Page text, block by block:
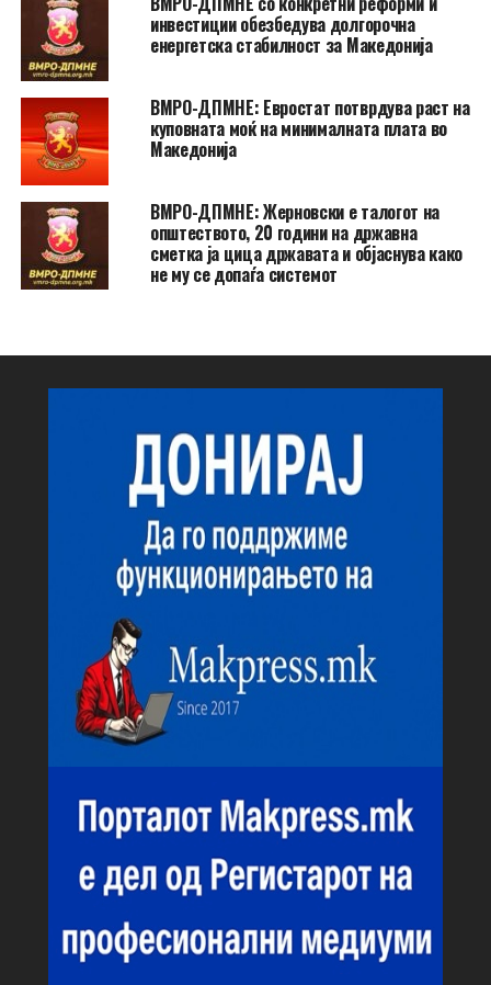
инвестиции обезбедува долгорочна
енергетска стабилност за Македонија
ВМРО-ДПМНЕ: Евростат потврдува раст на
куповната моќ на минималната плата во
Македонија
ВМРО-ДПМНЕ: Жерновски е талогот на
општеството, 20 години на државна
сметка ја цица државата и објаснува како
не му се допаѓа системот